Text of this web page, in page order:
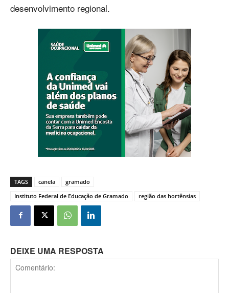
desenvolvimento regional.
TAGS canela
gramado
Instituto Federal de Educação de Gramado
região das hortênsias
DEIXE UMA RESPOSTA